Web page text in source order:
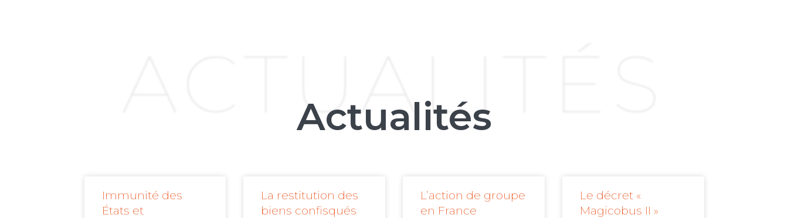
ACTUALITÉS
Actualités
Immunité des
États et
La restitution des
biens confisqués
L’action de groupe
en France
Le décret «
Magicobus II »